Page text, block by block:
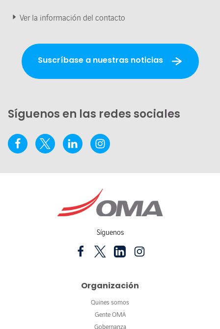
Ver la información del contacto
Suscríbase a nuestras noticias
Síguenos en las redes sociales
Síguenos
Organización
Quines somos
Gente OMA
Gobernanza